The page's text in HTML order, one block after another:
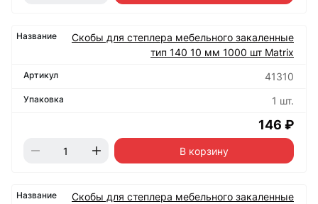
Скобы для степлера мебельного закаленные
тип 140 10 мм 1000 шт Matrix
41310
1 шт.
146 ₽
В корзину
Скобы для степлера мебельного закаленные